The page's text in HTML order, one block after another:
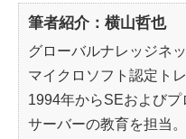
筆者紹介：横山哲也
グローバルナレッジネ
マイクロソフト認定ト
1994年からSEおよび
サーバーの教育を担当